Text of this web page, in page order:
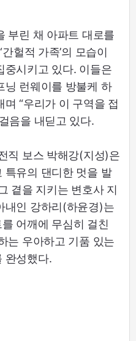
부린 채 아파트 대로를
헐적 가족’의 모습이
중시키고 있다. 이들은
닝 런웨이를 방불케 하
“우리가 이 구역을 접
음을 내딛고 있다.
직 보스 박해강(지성)은
특유의 댄디한 멋을 발
곁을 지키는 변호사 지
내인 강하리(하윤경)는
어깨에 무심히 걸친
는 우아하고 기품 있는
완성했다.